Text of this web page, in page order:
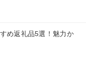
め返礼品5選！魅力か